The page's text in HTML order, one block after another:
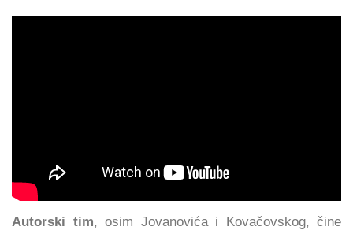
Autorski tim, osim Jovanovića i Kovačovskog, čine